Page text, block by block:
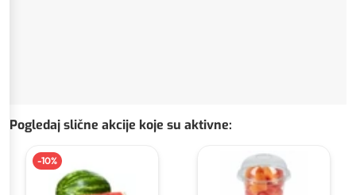
Pogledaj slične akcije koje su aktivne:
-10%